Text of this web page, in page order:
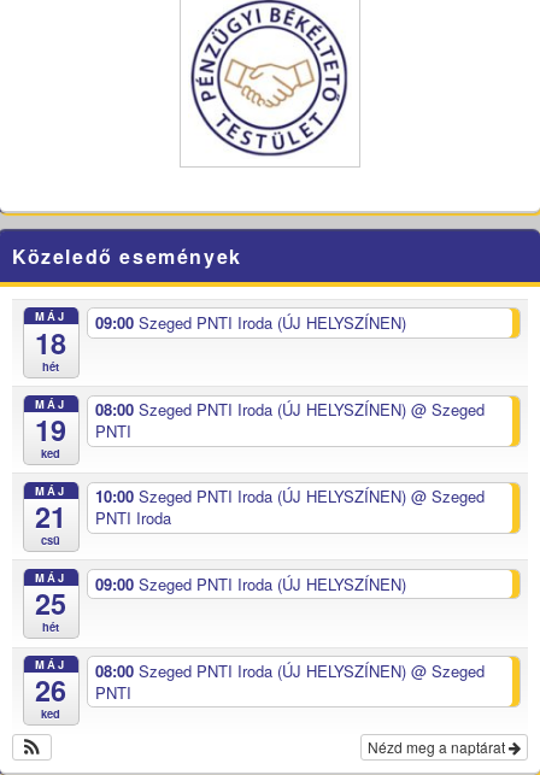
Közeledő események
MÁJ
18
hét
09:00 Szeged PNTI Iroda (ÚJ HELYSZÍNEN)
MÁJ
19
ked
08:00 Szeged PNTI Iroda (ÚJ HELYSZÍNEN) @ Szeged
PNTI
MÁJ
21
csü
10:00 Szeged PNTI Iroda (ÚJ HELYSZÍNEN) @ Szeged
PNTI Iroda
MÁJ
25
hét
09:00 Szeged PNTI Iroda (ÚJ HELYSZÍNEN)
MÁJ
26
ked
08:00 Szeged PNTI Iroda (ÚJ HELYSZÍNEN) @ Szeged
PNTI
Nézd meg a naptárat